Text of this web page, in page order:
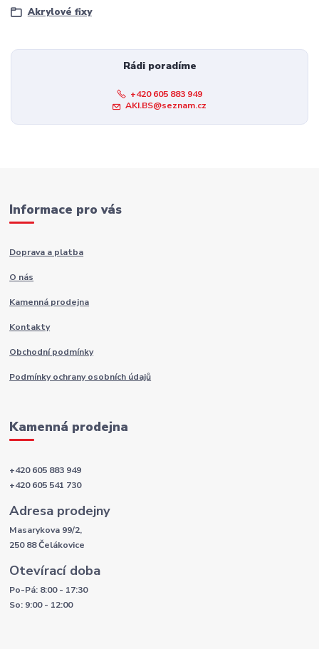
Akrylové fixy
Rádi poradíme
+420 605 883 949
AKI.BS@seznam.cz
Informace pro vás
Doprava a platba
O nás
Kamenná prodejna
Kontakty
Obchodní podmínky
Podmínky ochrany osobních údajů
Kamenná prodejna
+420 605 883 949
+420 605 541 730
Adresa prodejny
Masarykova 99/2,
250 88 Čelákovice
Otevírací doba
Po-Pá: 8:00 - 17:30
So: 9:00 - 12:00